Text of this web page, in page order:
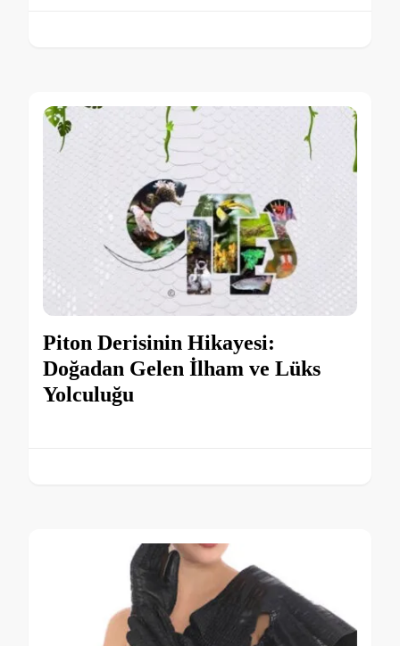
Piton Derisinin Hikayesi:
Doğadan Gelen İlham ve Lüks
Yolculuğu